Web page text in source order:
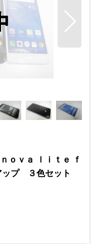
ｖａ ｌｉｔｅ ｆ
ップ ３色セット